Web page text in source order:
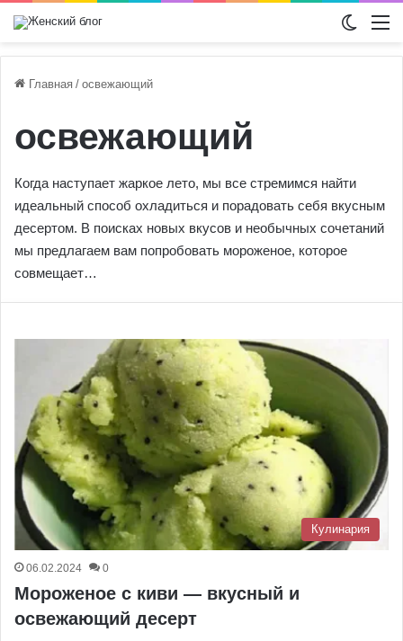
Главная / освежающий
освежающий
Когда наступает жаркое лето, мы все стремимся найти
идеальный способ охладиться и порадовать себя вкусным
десертом. В поисках новых вкусов и необычных сочетаний
мы предлагаем вам попробовать мороженое, которое
совмещает…
Кулинария
06.02.2024 0
Мороженое с киви — вкусный и
освежающий десерт